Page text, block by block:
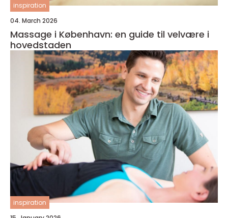
inspiration
04. March 2026
Massage i København: en guide til velvære i
hovedstaden
inspiration